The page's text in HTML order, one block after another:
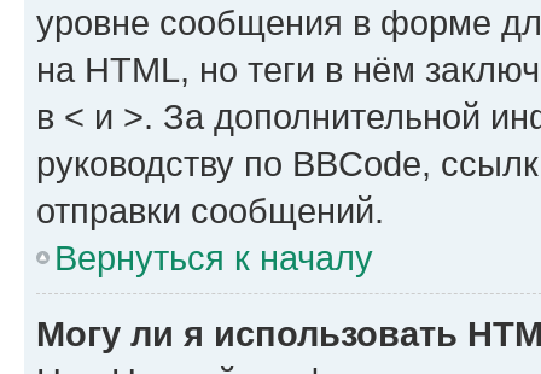
уровне сообщения в форме
на HTML, но теги в нём
в < и >. За дополнительной
руководству по BBCode,
отправки сообщений.
Вернуться к началу
Могу ли я использовать